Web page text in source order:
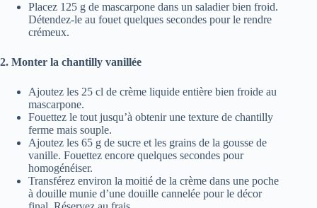
Placez 125 g de mascarpone dans un saladier bien froid.
Détendez-le au fouet quelques secondes pour le rendre
crémeux.
2. Monter la chantilly vanillée
Ajoutez les 25 cl de crème liquide entière bien froide au
mascarpone.
Fouettez le tout jusqu’à obtenir une texture de chantilly
ferme mais souple.
Ajoutez les 65 g de sucre et les grains de la gousse de
vanille. Fouettez encore quelques secondes pour
homogénéiser.
Transférez environ la moitié de la crème dans une poche
à douille munie d’une douille cannelée pour le décor